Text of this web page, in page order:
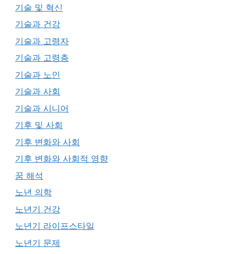
기술 및 혁신
기술과 건강
기술과 고령자
기술과 고령층
기술과 노인
기술과 사회
기술과 시니어
기후 및 사회
기후 변화와 사회
기후 변화와 사회적 영향
꿈 해석
노년 의학
노년기 건강
노년기 라이프스타일
노년기 문제